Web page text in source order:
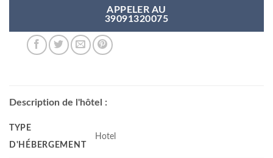
APPELER AU
39091320075
Description de l'hôtel :
TYPE
D'HÉBERGEMENT
Hotel